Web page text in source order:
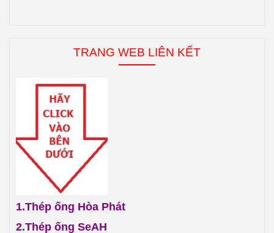
TRANG WEB LIÊN KẾT
1.Thép ống Hòa Phát
2.Thép ống SeAH